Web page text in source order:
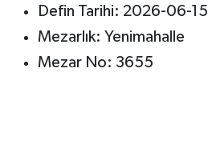
Defin Tarihi: 2026-06-15
Mezarlık: Yenimahalle
Mezar No: 3655